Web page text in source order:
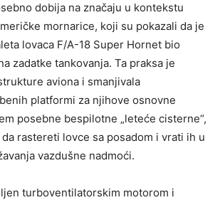
dobija na značaju u kontekstu
mornarice, koji su pokazali da je
lovaca F/A-18 Super Hornet bio
zadatke tankovanja. Ta praksa je
aviona i smanjivala
platformi za njihove osnovne
posebne bespilotne „leteće cisterne“,
rastereti lovce sa posadom i vrati ih u
vazdušne nadmoći.
turboventilatorskim motorom i